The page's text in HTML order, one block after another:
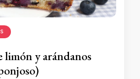
limón y arándanos